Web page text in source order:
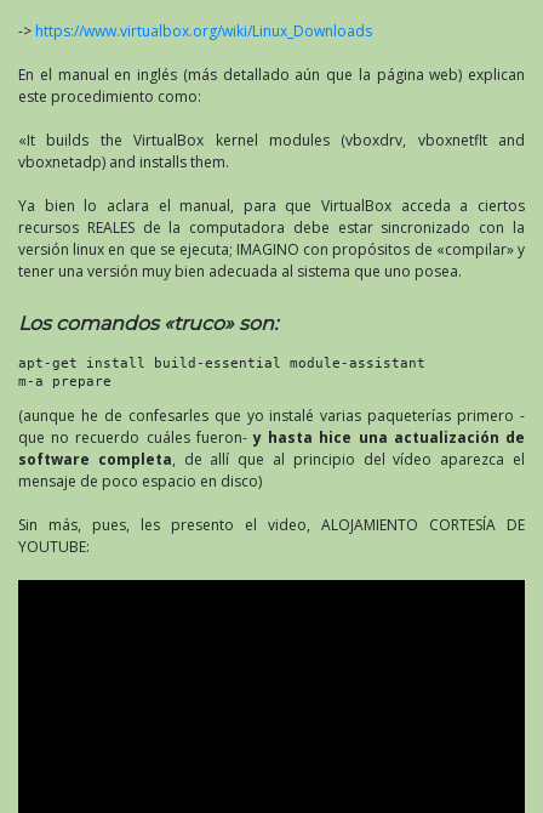
-> https://www.virtualbox.org/wiki/Linux_Downloads
En el manual en inglés (más detallado aún que la página web) explican
este procedimiento como:
«It builds the VirtualBox kernel modules (vboxdrv, vboxnetflt and
vboxnetadp) and installs them.
Ya bien lo aclara el manual, para que VirtualBox acceda a ciertos
recursos REALES de la computadora debe estar sincronizado con la
versión linux en que se ejecuta; IMAGINO con propósitos de «compilar» y
tener una versión muy bien adecuada al sistema que uno posea.
Los comandos «truco» son:
apt-get install build-essential module-assistant
m-a prepare
(aunque he de confesarles que yo instalé varias paqueterías primero -
que no recuerdo cuáles fueron-y hasta hice una actualización de
software completa, de allí que al principio del vídeo aparezca el
mensaje de poco espacio en disco)
Sin más, pues, les presento el video, ALOJAMIENTO CORTESÍA DE
YOUTUBE: